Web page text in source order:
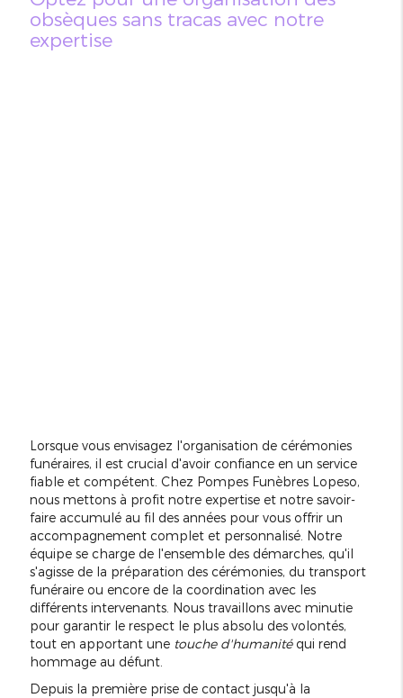
obsèques sans tracas avec notre
expertise
Lorsque vous envisagez l'organisation de cérémonies
funéraires, il est crucial d'avoir confiance en un service
fiable et compétent. Chez Pompes Funèbres Lopeso,
nous mettons à profit notre expertise et notre savoir-
faire accumulé au fil des années pour vous offrir un
accompagnement complet et personnalisé. Notre
équipe se charge de l'ensemble des démarches, qu'il
s'agisse de la préparation des cérémonies, du transport
funéraire ou encore de la coordination avec les
différents intervenants. Nous travaillons avec minutie
pour garantir le respect le plus absolu des volontés,
tout en apportant une touche d'humanitéqui rend
hommage au défunt.
Depuis la première prise de contact jusqu'à la